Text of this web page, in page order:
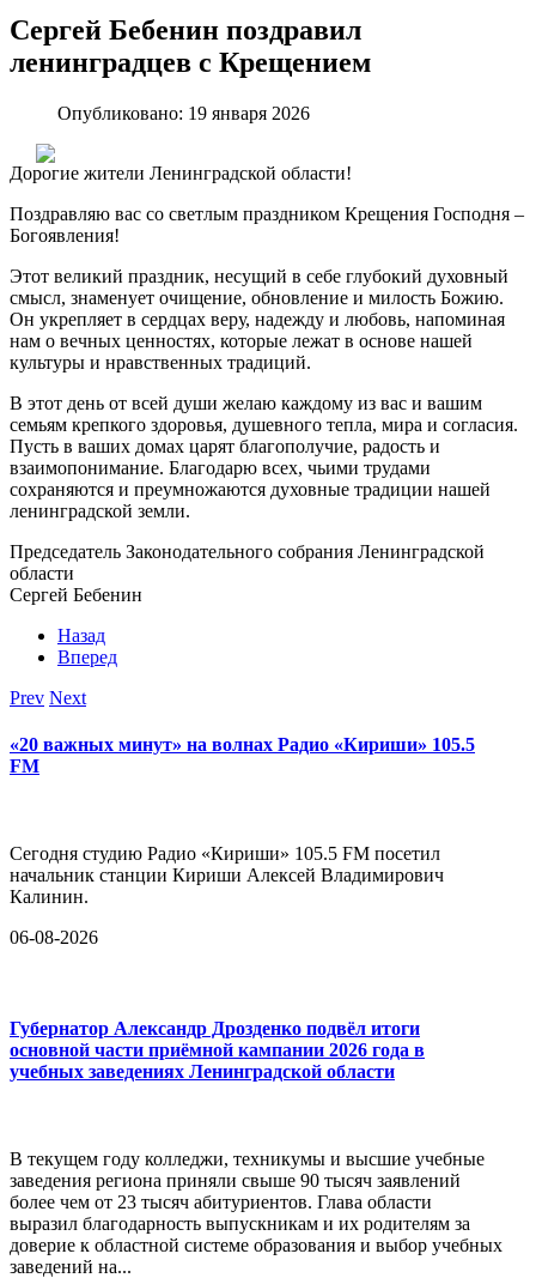
Сергей Бебенин поздравил
ленинградцев с Крещением
Опубликовано: 19 января 2026
Дорогие жители Ленинградской области!
Поздравляю вас со светлым праздником Крещения Господня –
Богоявления!
Этот великий праздник, несущий в себе глубокий духовный
смысл, знаменует очищение, обновление и милость Божию.
Он укрепляет в сердцах веру, надежду и любовь, напоминая
нам о вечных ценностях, которые лежат в основе нашей
культуры и нравственных традиций.
В этот день от всей души желаю каждому из вас и вашим
семьям крепкого здоровья, душевного тепла, мира и согласия.
Пусть в ваших домах царят благополучие, радость и
взаимопонимание. Благодарю всех, чьими трудами
сохраняются и преумножаются духовные традиции нашей
ленинградской земли.
Председатель Законодательного собрания Ленинградской
области
Сергей Бебенин
Назад
Вперед
Prev Next
«20 важных минут» на волнах Радио «Кириши» 105.5
FM
Сегодня студию Радио «Кириши» 105.5 FM посетил
начальник станции Кириши Алексей Владимирович
Калинин.
06-08-2026
Губернатор Александр Дрозденко подвёл итоги
основной части приёмной кампании 2026 года в
учебных заведениях Ленинградской области
В текущем году колледжи, техникумы и высшие учебные
заведения региона приняли свыше 90 тысяч заявлений
более чем от 23 тысяч абитуриентов. Глава области
выразил благодарность выпускникам и их родителям за
доверие к областной системе образования и выбор учебных
заведений на...